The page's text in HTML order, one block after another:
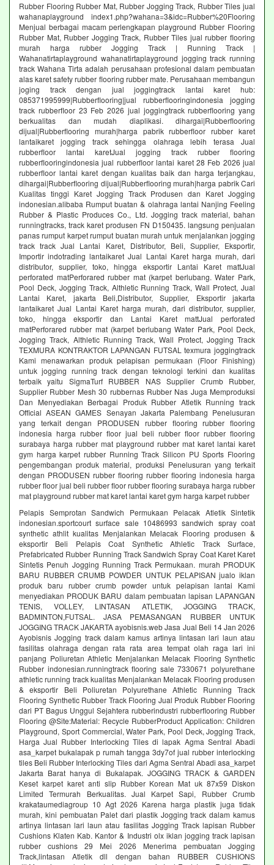
Rubber Flooring Rubber Mat, Rubber Jogging Track, Rubber Tiles jual
wahanaplayground index1.php?wahana=3&idc=Rubber%20Flooring
Menjual berbagai macam perlengkapan playground Rubber Flooring
Rubber Mat, Rubber Jogging Track, Rubber Tiles jual rubber flooring
murah harga rubber Jogging Track | Running Track |
Wahanatirtaplayground wahanatirtaplayground jogging track running
track Wahana Tirta adalah perusahaan profesional dalam pembuatan
alas karet safety rubber flooring rubber mate. Perusahaan membangun
joging track dengan jual joggingtrack lantai karet hub:
085371995999|Rubberflooring|jual rubberflooringindonesia jogging
track rubberfloor 23 Feb 2026 jual joggingtrack rubberflooring yang
berkualitas dan mudah diaplikasi. dihargai|Rubberflooring
dijual|Rubberflooring murah|harga pabrik rubberfloor rubber karet
lantaikaret jogging track sehingga olahraga lebih terasa Jual
rubberfloor lantai karetJual jogging track rubber flooring
rubberflooringindonesia jual rubberfloor lantai karet 28 Feb 2026 jual
rubberfloor lantai karet dengan kualitas baik dan harga terjangkau,
dihargai|Rubberflooring dijual|Rubberflooring murah|harga pabrik Cari
Kualitas tinggi Karet Jogging Track Produsen dan Karet Jogging
indonesian.alibaba Rumput buatan & olahraga lantai Nanjing Feeling
Rubber & Plastic Produces Co., Ltd. Jogging track material, bahan
runningtracks, track karet produsen FN D150435. langsung penjualan
panas rumput karpet rumput buatan murah untuk menjalankan jogging
track track Jual Lantai Karet, Distributor, Beli, Supplier, Eksportir,
Importir indotrading lantaikaret Jual Lantai Karet harga murah, dari
distributor, supplier, toko, hingga eksportir Lantai Karet mattJual
perforated matPerforared rubber mat (karpet berlubang. Water Park,
Pool Deck, Jogging Track, Althletic Running Track, Wall Protect, Jual
Lantai Karet, jakarta Beli,Distributor, Supplier, Eksportir jakarta
lantaikaret Jual Lantai Karet harga murah, dari distributor, supplier,
toko, hingga eksportir dan Lantai Karet mattJual perforated
matPerforared rubber mat (karpet berlubang Water Park, Pool Deck,
Jogging Track, Althletic Running Track, Wall Protect, Jogging Track
TEXMURA KONTRAKTOR LAPANGAN FUTSAL texmura joggingtrack
Kami menawarkan produk pelapisan permukaan (Floor Finishing)
untuk jogging running track dengan teknologi terkini dan kualitas
terbaik yaitu SigmaTurf RUBBER NAS Supplier Crumb Rubber,
Supplier Rubber Mesh 30 rubbernas Rubber Nas Juga Memproduksi
Dan Menyediakan Berbagai Produk Rubber Atletik Running track
Official ASEAN GAMES Senayan Jakarta Palembang Penelusuran
yang terkait dengan PRODUSEN rubber flooring rubber flooring
indonesia harga rubber floor jual beli rubber floor rubber flooring
surabaya harga rubber mat playground rubber mat karet lantai karet
gym harga karpet rubber Running Track Silicon PU Sports Flooring
pengembangan produk material, produksi Penelusuran yang terkait
dengan PRODUSEN rubber flooring rubber flooring indonesia harga
rubber floor jual beli rubber floor rubber flooring surabaya harga rubber
mat playground rubber mat karet lantai karet gym harga karpet rubber
Pelapis Semprotan Sandwich Permukaan Pelacak Atletik Sintetik
indonesian.sportcourt surface sale 10486993 sandwich spray coat
synthetic athlit kualitas Menjalankan Melacak Flooring produsen &
eksportir Beli Pelapis Coat Synthetic Athletic Track Surface,
Prefabricated Rubber Running Track Sandwich Spray Coat Karet Karet
Sintetis Penuh Jogging Running Track Permukaan. murah PRODUK
BARU RUBBER CRUMB POWDER UNTUK PELAPISAN jualo iklan
produk baru rubber crumb powder untuk pelapisan lantai Kami
menyediakan PRODUK BARU dalam pembuatan lapisan LAPANGAN
TENIS, VOLLEY, LINTASAN ATLETIK, JOGGING TRACK,
BADMINTON,FUTSAL. JASA PEMASANGAN RUBBER UNTUK
JOGGING TRACK JAKARTA ayobisnis.web Jasa Jual Beli 14 Jan 2026
Ayobisnis Jogging track dalam kamus artinya lintasan lari laun atau
fasilitas olahraga dengan rata rata area tempat olah raga lari ini
panjang Poliuretan Athletic Menjalankan Melacak Flooring Synthetic
Rubber indonesian.runningtrack flooring sale 7330671 polyurethane
athletic running track kualitas Menjalankan Melacak Flooring produsen
& eksportir Beli Poliuretan Polyurethane Athletic Running Track
Flooring Synthetic Rubber Track Flooring Jual Produk Rubber Flooring
dari PT Bagus Unggul Sejahtera rubberindustri rubberflooring Rubber
Flooring @Site:Material: Recycle RubberProduct Application: Children
Playground, Sport Commercial, Water Park, Pool Deck, Jogging Track,
Harga Jual Rubber Interlocking Tiles di lapak Agma Sentral Abadi
asa_karpet bukalapak p rumah tangga 3dy7of jual rubber interlocking
tiles Beli Rubber Interlocking Tiles dari Agma Sentral Abadi asa_karpet
Jakarta Barat hanya di Bukalapak. JOGGING TRACK & GARDEN
Keset karpet karet anti slip Rubber Korean Mat uk 87x59 Diskon
Limited Termurah Berkualitas. Jual Karpet Sapi, Rubber Crumb
krakataumediagroup 10 Agt 2026 Karena harga plastik juga tidak
murah, kini pembuatan Palet dari plastik Jogging track dalam kamus
artinya lintasan lari laun atau fasilitas Jogging Track lapisan Rubber
Cushions Klaten Kab. Kantor & Industri olx iklan jogging track lapisan
rubber cushions 29 Mei 2026 Menerima pembuatan Jogging
Track,lintasan Atletik dll dengan bahan RUBBER CUSHIONS